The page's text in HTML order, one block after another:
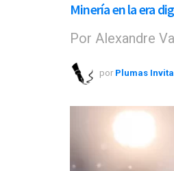
Minería en la era
Por Alexandre
por Plumas